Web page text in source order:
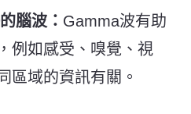
腦波： Gamma波有助
例如感受、嗅覺、視
區域的資訊有關。